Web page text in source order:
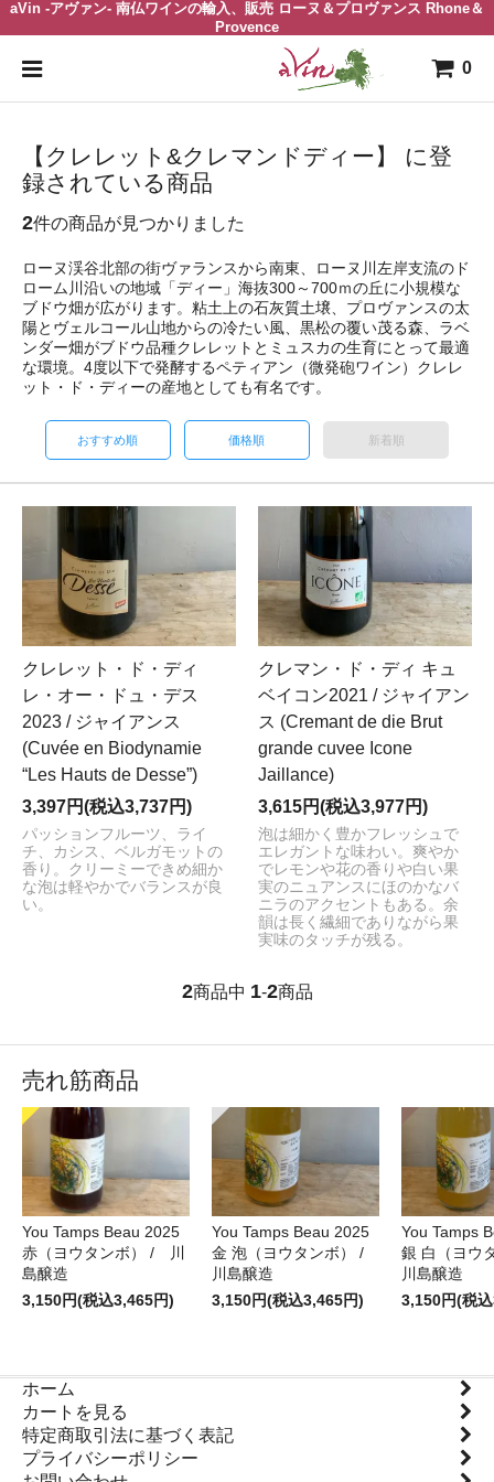
aVin -アヴァン- 南仏ワインの輸入、販売 ローヌ＆プロヴァンス Rhone＆
Provence
0
【クレレット&クレマンドディー】 に登
録されている商品
2件の商品が見つかりました
ローヌ渓谷北部の街ヴァランスから南東、ローヌ川左岸支流のド
ローム川沿いの地域「ディー」海抜300～700ｍの丘に小規模な
ブドウ畑が広がります。粘土上の石灰質土壌、プロヴァンスの太
陽とヴェルコール山地からの冷たい風、黒松の覆い茂る森、ラベ
ンダー畑がブドウ品種クレレットとミュスカの生育にとって最適
な環境。4度以下で発酵するペティアン（微発砲ワイン）クレレ
ット・ド・ディーの産地としても有名です。
おすすめ順 価格順 新着順
クレレット・ド・ディ
レ・オー・ドュ・デス
2023 / ジャイアンス
(Cuvée en Biodynamie
“Les Hauts de Desse”)
3,397円(税込3,737円)
パッションフルーツ、ライ
チ、カシス、ベルガモットの
香り。クリーミーできめ細か
な泡は軽やかでバランスが良
い。
クレマン・ド・ディ キュ
ベイコン2021 / ジャイアン
ス (Cremant de die Brut
grande cuvee Icone
Jaillance)
3,615円(税込3,977円)
泡は細かく豊かフレッシュで
エレガントな味わい。爽やか
でレモンや花の香りや白い果
実のニュアンスにほのかなバ
ニラのアクセントもある。余
韻は長く繊細でありながら果
実味のタッチが残る。
2商品中 1-2商品
売れ筋商品
You Tamps Beau 2025
赤（ヨウタンボ） / 川
島醸造
3,150円(税込3,465円)
You Tamps Beau 2025
金 泡（ヨウタンボ） /
川島醸造
3,150円(税込3,465円)
You Tamps
銀 白（ヨ
川島醸造
3,150円(税
ホーム
カートを見る
特定商取引法に基づく表記
プライバシーポリシー